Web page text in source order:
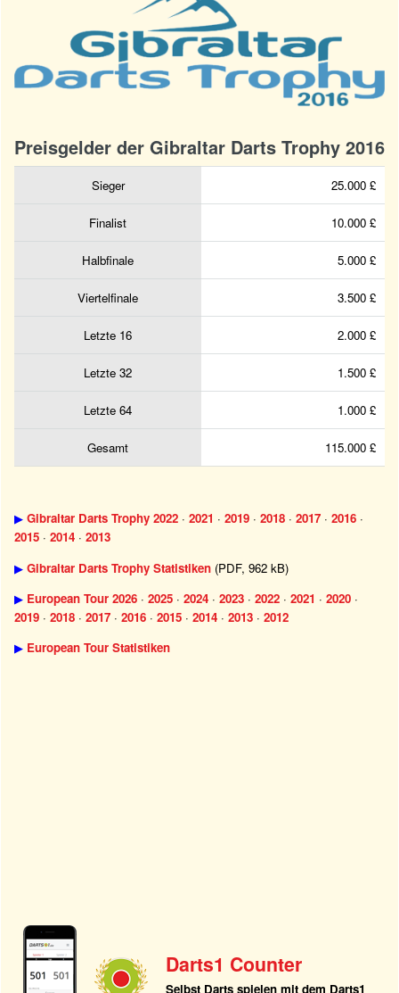
Preisgelder der Gibraltar Darts Trophy 2016
Sieger 25.000 £
Finalist 10.000 £
Halbfinale 5.000 £
Viertelfinale 3.500 £
Letzte 16 2.000 £
Letzte 32 1.500 £
Letzte 64 1.000 £
Gesamt 115.000 £
▶ Gibraltar Darts Trophy 2022 · 2021 · 2019 · 2018 · 2017 · 2016 ·
2015 · 2014 · 2013
▶ Gibraltar Darts Trophy Statistiken (PDF, 962 kB)
▶ European Tour 2026 · 2025 · 2024 · 2023 · 2022 · 2021 · 2020 ·
2019 · 2018 · 2017 · 2016 · 2015 · 2014 · 2013 · 2012
▶ European Tour Statistiken
Darts1 Counter
Selbst Darts spielen mit dem Darts1